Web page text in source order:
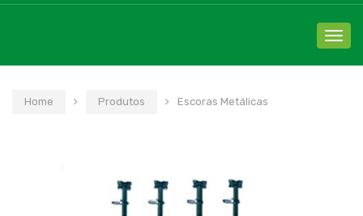
Home
Produtos Escoras Metálicas